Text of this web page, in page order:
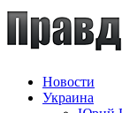
Новости
Украина